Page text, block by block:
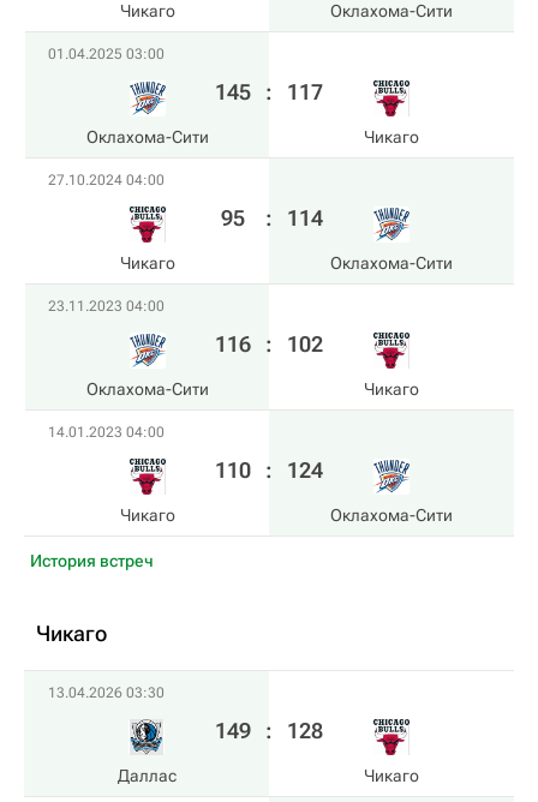
Чикаго Оклахома-Сити
01.04.2025 03:00
Оклахома-Сити
145 : 117
Чикаго
27.10.2024 04:00
Чикаго
95 : 114
Оклахома-Сити
23.11.2023 04:00
Оклахома-Сити
116 : 102
Чикаго
14.01.2023 04:00
Чикаго
110 : 124
Оклахома-Сити
История встреч
Чикаго
13.04.2026 03:30
Даллас
149 : 128
Чикаго